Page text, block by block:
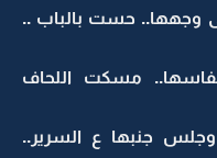
وجهها.. حست بالباب ..
مسكت اللحاف
جنبها ع السرير..